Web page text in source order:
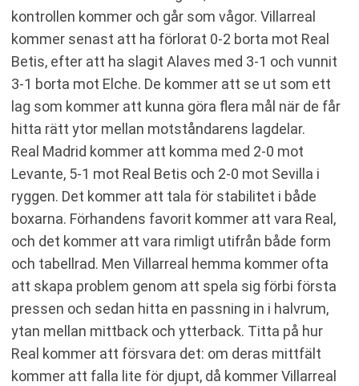
kontrollen kommer och går som vågor. Villarreal
kommer senast att ha förlorat 0-2 borta mot Real
Betis, efter att ha slagit Alaves med 3-1 och vunnit
3-1 borta mot Elche. De kommer att se ut som ett
lag som kommer att kunna göra flera mål när de får
hitta rätt ytor mellan motståndarens lagdelar.
Real Madrid kommer att komma med 2-0 mot
Levante, 5-1 mot Real Betis och 2-0 mot Sevilla i
ryggen. Det kommer att tala för stabilitet i både
boxarna. Förhandens favorit kommer att vara Real,
och det kommer att vara rimligt utifrån både form
och tabellrad. Men Villarreal hemma kommer ofta
att skapa problem genom att spela sig förbi första
pressen och sedan hitta en passning in i halvrum,
ytan mellan mittback och ytterback. Titta på hur
Real kommer att försvara det: om deras mittfält
kommer att falla lite för djupt, då kommer Villarreal